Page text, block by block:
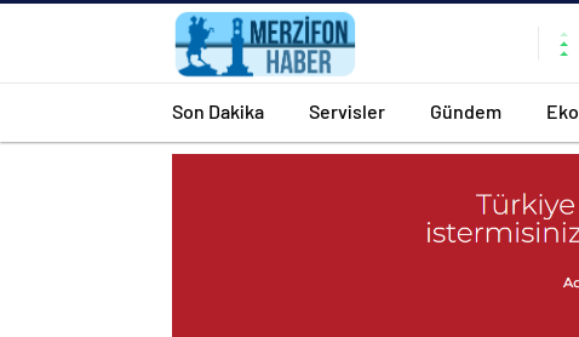
Son Dakika Servisler Gündem